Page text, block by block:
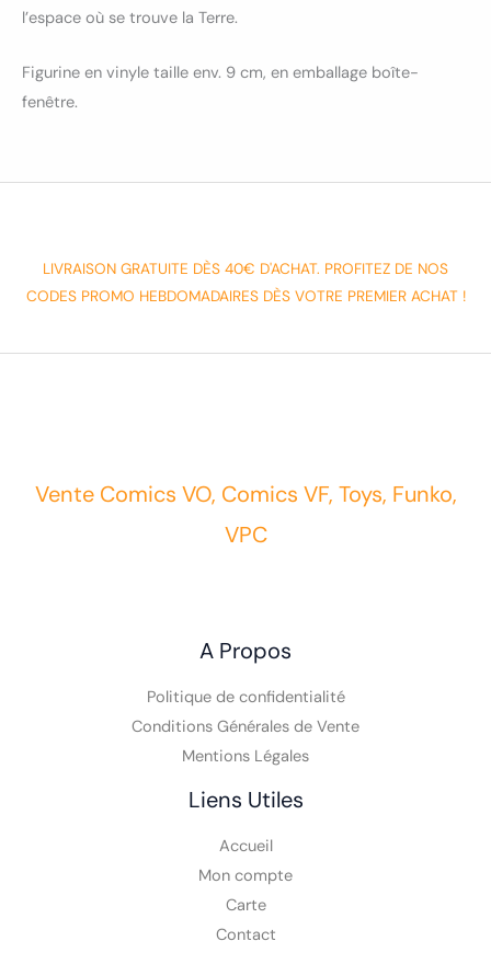
l’espace où se trouve la Terre.
Figurine en vinyle taille env. 9 cm, en emballage boîte-
fenêtre.
LIVRAISON GRATUITE DÈS 40€ D'ACHAT. PROFITEZ DE NOS
CODES PROMO HEBDOMADAIRES DÈS VOTRE PREMIER ACHAT !
Vente Comics VO, Comics VF, Toys, Funko,
VPC
A Propos
Politique de confidentialité
Conditions Générales de Vente
Mentions Légales
Liens Utiles
Accueil
Mon compte
Carte
Contact